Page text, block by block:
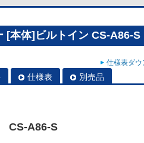
[本体]ビルトイン CS-A86-S
仕様表ダ
仕様表 別売品
CS-A86-S